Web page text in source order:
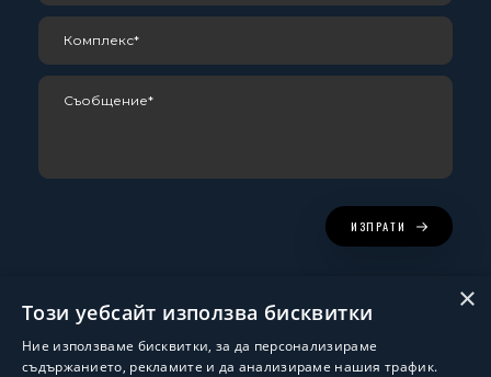
ИЗПРАТИ
×
Този уебсайт използва бисквитки
Ние използваме бисквитки, за да персонализираме
съдържанието, рекламите и да анализираме нашия трафик.